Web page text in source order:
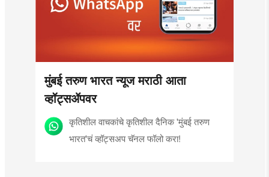
मुंबई तरुण भारत न्यूज मराठी आता
व्हॉट्सॲपवर
कृतिशील वाचकांचे कृतिशील दैनिक 'मुंबई तरुण
भारत'चं व्हॉट्सअप चॅनल फॉलो करा!